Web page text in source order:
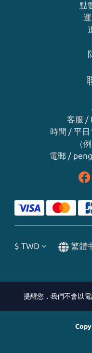
點
客服 /
時間 / 平
（
電郵 /
$ TWD 繁體
提醒您，我們不會以